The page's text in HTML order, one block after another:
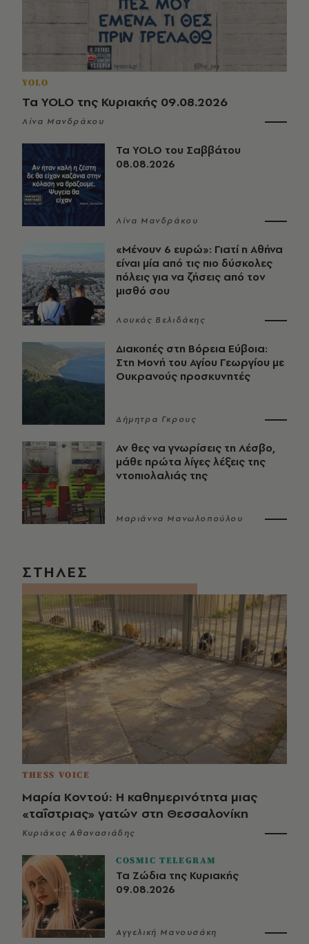
YOLO
Τα YOLO της Κυριακής 09.08.2026
Λίνα Μανδράκου
Τα YOLO του Σαββάτου
08.08.2026
Λίνα Μανδράκου
«Μένουν 6 ευρώ»: Γιατί η Αθήνα
είναι μία από τις πιο δύσκολες
πόλεις για να ζήσεις από τον
μισθό σου
Λουκάς Βελιδάκης
Διακοπές στη Βόρεια Εύβοια:
Στη Μονή του Αγίου Γεωργίου με
Ουκρανούς προσκυνητές
Δήμητρα Γκρους
Αν θες να γνωρίσεις τη Λέσβο,
μάθε πρώτα λίγες λέξεις της
ντοπιολαλιάς της
Μαριάννα Μανωλοπούλου
ΣΤΗΛΕΣ
THESS VOICE
Μαρία Κοντού: Η καθημερινότητα μιας
«ταΐστριας» γατών στη Θεσσαλονίκη
Κυριάκος Αθανασιάδης
COSMIC TELEGRAM
Τα Ζώδια της Κυριακής
09.08.2026
Αγγελική Μανουσάκη